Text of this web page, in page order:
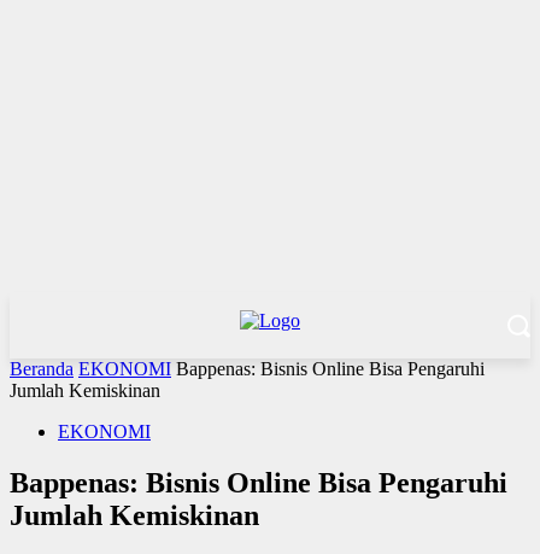
Beranda EKONOMI Bappenas: Bisnis Online Bisa Pengaruhi
Jumlah Kemiskinan
EKONOMI
Bappenas: Bisnis Online Bisa Pengaruhi
Jumlah Kemiskinan